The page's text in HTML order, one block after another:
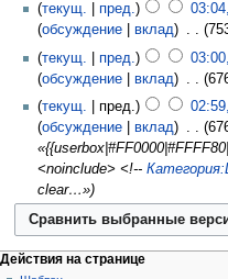
текущ.
пред.
обсуждение
вклад
текущ.
пред.
обсуждение
вклад
текущ.
пред.
обсуждение
вклад
<noinclude> <!--
clear…»
Действия на странице